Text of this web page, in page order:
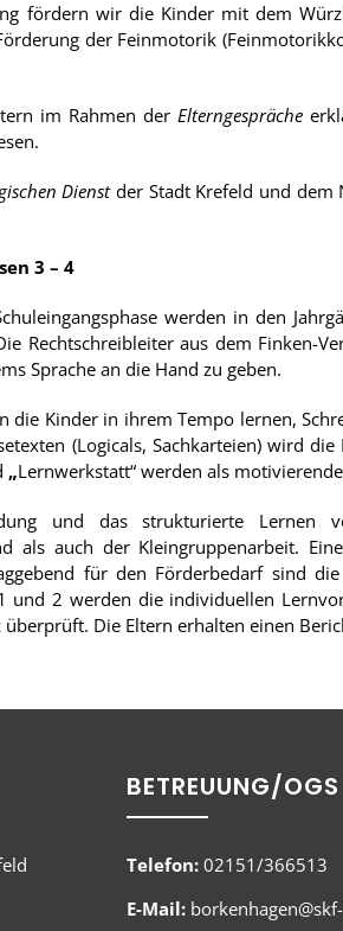
fördern wir die Kinder mit dem
der Feinmotorik
im Rahmen der Elterngespräche
Dienst der Stadt Krefeld und dem
3 – 4
werden in den
Rechtschreibleiter aus dem Finken-
Sprache an die Hand zu geben.
die Kinder in ihrem Tempo lernen,
(Logicals, Sachkarteien) wird
„Lernwerkstatt“ werden als
und das strukturierte
als auch der Kleingruppenarbeit.
für den Förderbedarf sind
und 2 werden die individuellen
Die Eltern erhalten einen
BETREUUNG/OGS
Telefon:02151/366513
E-Mail: